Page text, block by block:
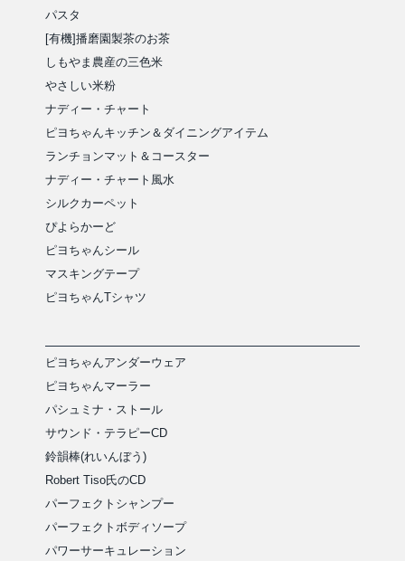
パスタ
[有機]播磨園製茶のお茶
しもやま農産の三色米
やさしい米粉
ナディー・チャート
ピヨちゃんキッチン＆ダイニングアイテム
ランチョンマット＆コースター
ナディー・チャート風水
シルクカーペット
ぴよらかーど
ピヨちゃんシール
マスキングテープ
ピヨちゃんTシャツ
ピヨちゃんアンダーウェア
ピヨちゃんマーラー
パシュミナ・ストール
サウンド・テラピーCD
鈴韻棒(れいんぼう)
Robert Tiso氏のCD
パーフェクトシャンプー
パーフェクトボディソープ
パワーサーキュレーション